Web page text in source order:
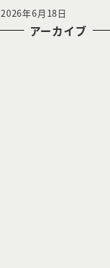
2026年6月18日
アーカイブ